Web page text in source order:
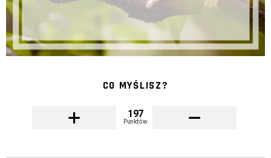
CO MYŚLISZ?
197
Punktów